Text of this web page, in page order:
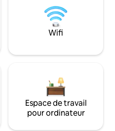
Wifi
Espace de travail
pour ordinateur